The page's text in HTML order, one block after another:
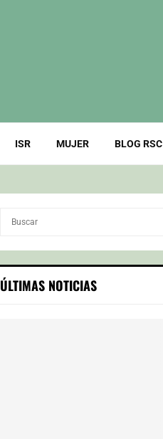
ISR MUJER BLOG RSC
c
h
ÚLTIMAS NOTICIAS